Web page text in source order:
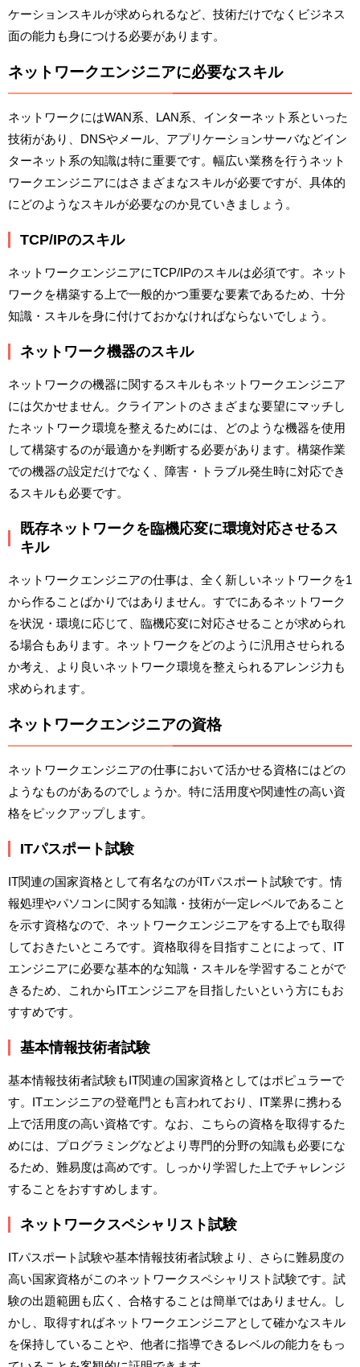
ケーションスキルが求められるなど、技術だけでなくビジネス
面の能力も身につける必要があります。
ネットワークエンジニアに必要なスキル
ネットワークにはWAN系、LAN系、インターネット系といった
技術があり、DNSやメール、アプリケーションサーバなどイン
ターネット系の知識は特に重要です。幅広い業務を行うネット
ワークエンジニアにはさまざまなスキルが必要ですが、具体的
にどのようなスキルが必要なのか見ていきましょう。
TCP/IPのスキル
ネットワークエンジニアにTCP/IPのスキルは必須です。ネット
ワークを構築する上で一般的かつ重要な要素であるため、十分
知識・スキルを身に付けておかなければならないでしょう。
ネットワーク機器のスキル
ネットワークの機器に関するスキルもネットワークエンジニア
には欠かせません。クライアントのさまざまな要望にマッチし
たネットワーク環境を整えるためには、どのような機器を使用
して構築するのが最適かを判断する必要があります。構築作業
での機器の設定だけでなく、障害・トラブル発生時に対応でき
るスキルも必要です。
既存ネットワークを臨機応変に環境対応させるス
キル
ネットワークエンジニアの仕事は、全く新しいネットワークを1
から作ることばかりではありません。すでにあるネットワーク
を状況・環境に応じて、臨機応変に対応させることが求められ
る場合もあります。ネットワークをどのように汎用させられる
か考え、より良いネットワーク環境を整えられるアレンジ力も
求められます。
ネットワークエンジニアの資格
ネットワークエンジニアの仕事において活かせる資格にはどの
ようなものがあるのでしょうか。特に活用度や関連性の高い資
格をピックアップします。
ITパスポート試験
IT関連の国家資格として有名なのがITパスポート試験です。情
報処理やパソコンに関する知識・技術が一定レベルであること
を示す資格なので、ネットワークエンジニアをする上でも取得
しておきたいところです。資格取得を目指すことによって、IT
エンジニアに必要な基本的な知識・スキルを学習することがで
きるため、これからITエンジニアを目指したいという方にもお
すすめです。
基本情報技術者試験
基本情報技術者試験もIT関連の国家資格としてはポピュラーで
す。ITエンジニアの登竜門とも言われており、IT業界に携わる
上で活用度の高い資格です。なお、こちらの資格を取得するた
めには、プログラミングなどより専門的分野の知識も必要にな
るため、難易度は高めです。しっかり学習した上でチャレンジ
することをおすすめします。
ネットワークスペシャリスト試験
ITパスポート試験や基本情報技術者試験より、さらに難易度の
高い国家資格がこのネットワークスペシャリスト試験です。試
験の出題範囲も広く、合格することは簡単ではありません。し
かし、取得すればネットワークエンジニアとして確かなスキル
を保持していることや、他者に指導できるレベルの能力をもっ